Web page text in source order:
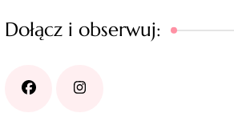
Dołącz i obserwuj: